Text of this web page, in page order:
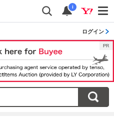
i
ログイン